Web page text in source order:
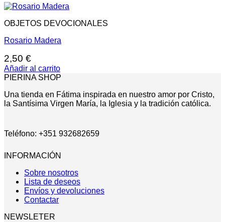
OBJETOS DEVOCIONALES
Rosario Madera
2,50 €
Añadir al carrito
PIERINA SHOP
Una tienda en Fátima inspirada en nuestro amor por Cristo,
la Santísima Virgen María, la Iglesia y la tradición católica.
Teléfono: +351 932682659
INFORMACIÓN
Sobre nosotros
Lista de deseos
Envíos y devoluciones
Contactar
NEWSLETER